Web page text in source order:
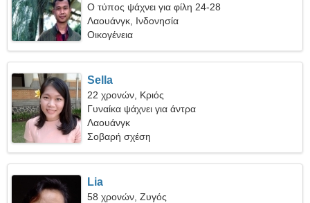
Ο τύπος ψάχνει για φίλη 24-28
Λαουάνγκ, Ινδονησία
Οικογένεια
Sella
22 χρονών, Κριός
Γυναίκα ψάχνει για άντρα
Λαουάνγκ
Σοβαρή σχέση
Lia
58 χρονών, Ζυγός